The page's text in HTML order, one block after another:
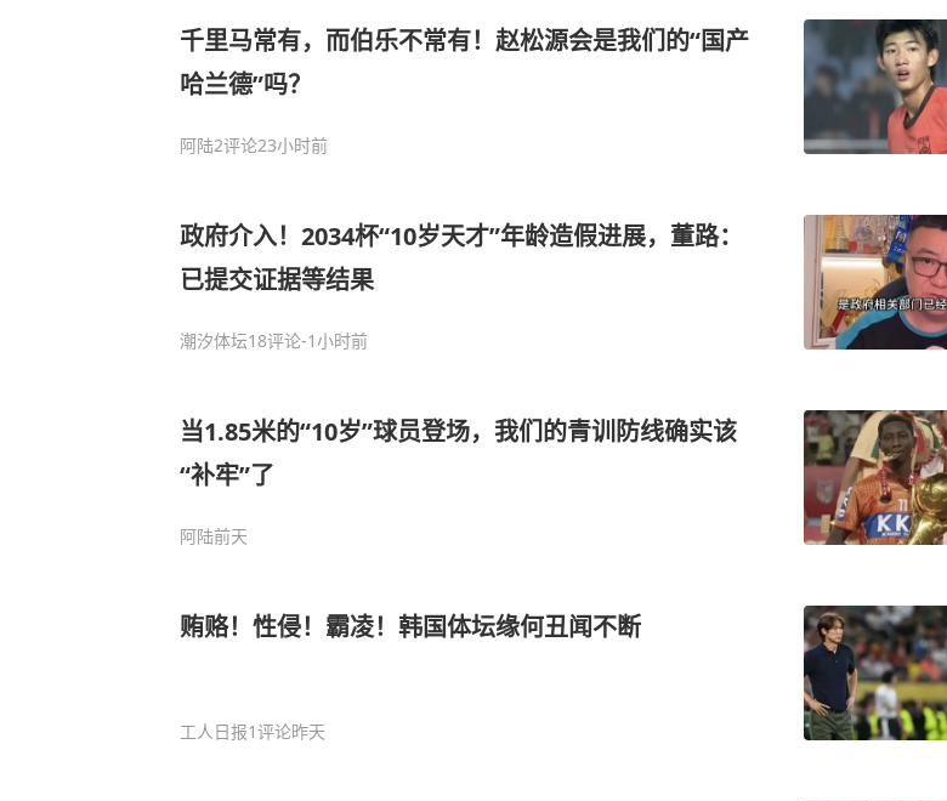
千里马常有，而伯乐不常有！赵松源会是我们的“国产
哈兰德”吗？
阿陆2评论23小时前
政府介入！2034杯“10岁天才”年龄造假进展，董路：
已提交证据等结果
潮汐体坛18评论-1小时前
当1.85米的“10岁”球员登场，我们的青训防线确实该
“补牢”了
阿陆前天
贿赂！性侵！霸凌！韩国体坛缘何丑闻不断
工人日报1评论昨天